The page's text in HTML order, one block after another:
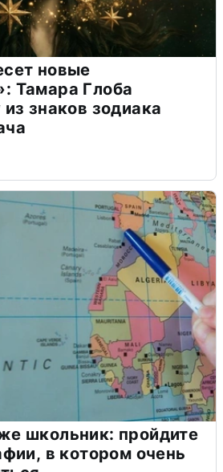
новые
Тамара Глоба
знаков зодиака
школьник: пройдите
в котором очень